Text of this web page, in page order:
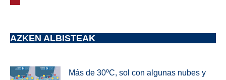
AZKEN ALBISTEAK
Más de 30ºC, sol con algunas nubes y